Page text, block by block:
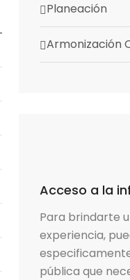
Planeación
Armonización
Acceso a la
Para brindarte
experiencia,
pública que